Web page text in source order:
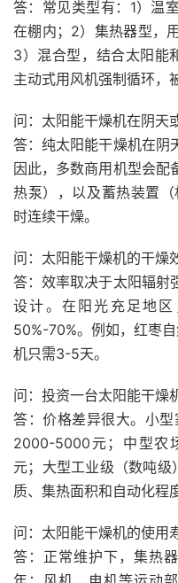
答：常见类型有：1）温
在棚内；2）集热器型，
3）混合型，结合太阳能
主动式用风机强制循环，
问：太阳能干燥机在阴天
答：纯太阳能干燥机在阴
因此，多数商用机型会配
热泵），以及蓄热装置
时连续干燥。
问：太阳能干燥机的干燥
答：效率取决于太阳辐射
设计。在阳光充足地
50%-70%。例如，红枣
机只需3-5天。
问：投资一台太阳能干燥
答：价格差异很大。小
2000-5000元；中型农
元；大型工业级（数吨
质、集热面积和自动化程
问：太阳能干燥机的使用
答：正常维护下，集热